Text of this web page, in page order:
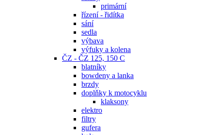
primární
řízení - řidítka
sání
sedla
výbava
výfuky a kolena
ČZ - ČZ 125, 150 C
blatníky
bowdeny a lanka
brzdy
doplňky k motocyklu
klaksony
elektro
filtry
gufera